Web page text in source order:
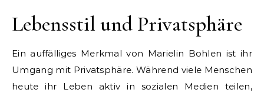
Lebensstil und Privatsphäre
Ein auffälliges Merkmal von Marielin Bohlen ist ihr
Umgang mit Privatsphäre. Während viele Menschen
heute ihr Leben aktiv in sozialen Medien teilen,